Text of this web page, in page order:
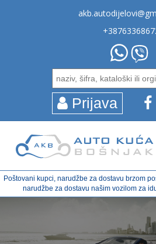
Prijava
Poštovani kupci, narudžbe za dostavu brzom
narudžbe za dostavu našim vozilom za